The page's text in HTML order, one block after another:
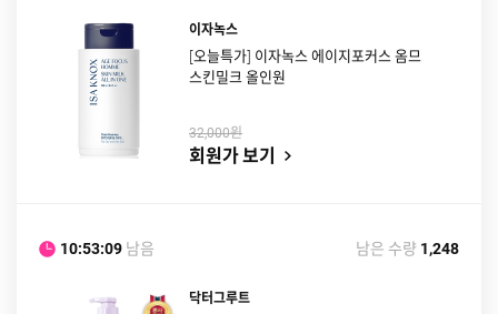
이자녹스
[오늘특가] 이자녹스 에이지포커스 옴므
스킨밀크 올인원
32,000원
회원가 보기
10:53:08 남음 남은 수량 1,248
닥터그루트